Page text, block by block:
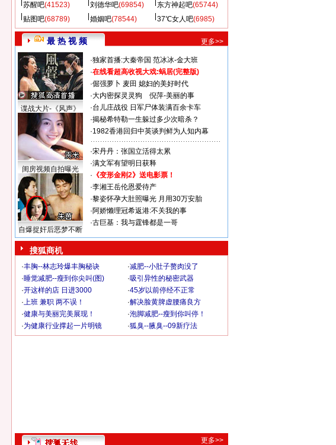
苏醒吧(41523) 刘德华吧(69854) 东方神起吧(65744)
贴图吧(68789) 婚姻吧(78544) 37℃女人吧(6985)
最 热 视 频 更多>>
谍战大片-《风声》
闺房视频自拍曝光
自爆捉奸后恶梦不断
·独家首播:大秦帝国 范冰冰-金大班
·在线看超高收视大戏:蜗居(完整版)
·倔强萝卜 麦田 媳妇的美好时代
·大内密探灵灵狗
倪萍-美丽的事
·台儿庄战役 日军尸体装满百余卡车
·揭秘希特勒一生躲过多少次暗杀？
·1982香港回归中英谈判鲜为人知内幕
·宋丹丹：张国立活得太累
·满文军有望明日获释
· 《变形金刚2》送电影票！
·李湘王岳伦恩爱待产
·黎姿怀孕大肚照曝光 月用30万安胎
·阿娇懒理冠希返港:不关我的事
·古巨基：我与霆锋都是一哥
搜狐商机
·丰胸--林志玲爆丰胸秘诀 ·减肥--小肚子赘肉没了
·睡觉减肥--瘦到你尖叫(图) ·吸引异性的秘密武器
·开这样的店 日进3000 ·45岁以前停经不正常
·上班 兼职 两不误！ ·解决脸黄脾虚腰痛良方
·健康与美丽完美展现！ ·泡脚减肥--瘦到你叫停！
·为健康行业撑起一片明镜 ·狐臭--腋臭--09新疗法
更多>>